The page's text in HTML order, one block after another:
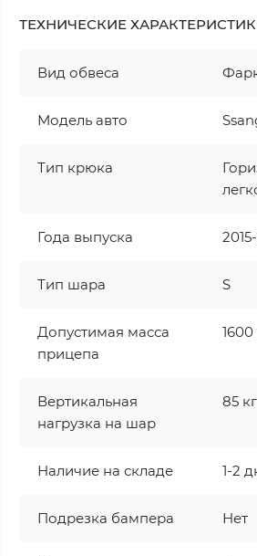
ТЕХНИЧЕСКИЕ
Вид обвеса
Модель авто
Тип крюка
Года выпуска
Тип шара S
Допустимая масса
прицепа
1600
Вертикальная
нагрузка на шар
85 кг
Наличие на складе 1-2
Подрезка бампера Нет